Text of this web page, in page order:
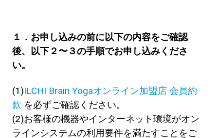
１．お申し込みの前に以下の内容をご確認
後、以下２〜３の手順でお申し込みくださ
い。
(1)ILCHI Brain Yogaオンライン加盟店 会員約
款 を必ずご確認ください。
(2)お客様の機器やインターネット環境がオン
ラインシステムの利用要件を満たすことをご